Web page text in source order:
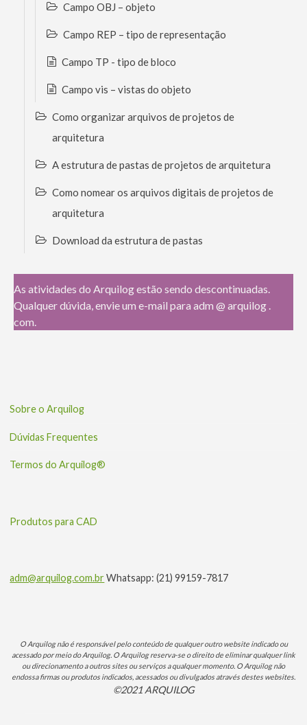
Campo OBJ – objeto
Campo REP – tipo de representação
Campo TP - tipo de bloco
Campo vis – vistas do objeto
Como organizar arquivos de projetos de
arquitetura
A estrutura de pastas de projetos de arquitetura
Como nomear os arquivos digitais de projetos de
arquitetura
Download da estrutura de pastas
As atividades do Arquilog estão sendo descontinuadas.
Qualquer dúvida, envie um e-mail para adm @ arquilog .
com.
Sobre o Arquilog
Dúvidas Frequentes
Termos do Arquilog®
Produtos para CAD
adm@arquilog.com.brWhatsapp: (21) 99159-7817
O Arquilog não é responsável pelo conteúdo de qualquer outro website indicado ou
acessado por meio do Arquilog. O Arquilog reserva-se o direito de eliminar qualquer link
ou direcionamento a outros sites ou serviços a qualquer momento. O Arquilog não
endossa firmas ou produtos indicados, acessados ou divulgados através destes websites.
©2021 ARQUILOG